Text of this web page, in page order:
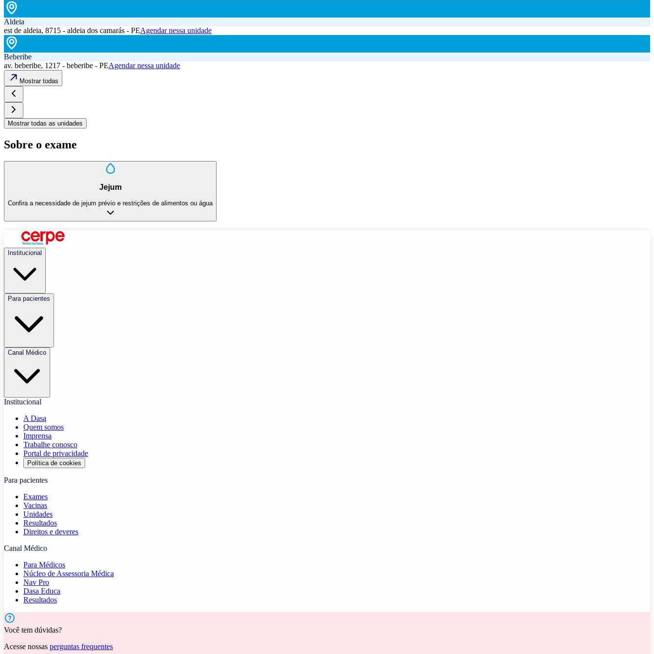
Aldeia
est de aldeia, 8715 - aldeia dos camarás - PEAgendar nessa unidade
Beberibe
av. beberibe, 1217 - beberibe - PEAgendar nessa unidade
Mostrar todas
Mostrar todas as unidades
Sobre o exame
Jejum
Confira a necessidade de jejum prévio e restrições de alimentos ou água
Institucional
Para pacientes
Canal Médico
Institucional
A Dasa
Quem somos
Imprensa
Trabalhe conosco
Portal de privacidade
Política de cookies
Para pacientes
Exames
Vacinas
Unidades
Resultados
Direitos e deveres
Canal Médico
Para Médicos
Núcleo de Assessoria Médica
Nav Pro
Dasa Educa
Resultados
Você tem dúvidas?
Acesse nossas perguntas frequentes